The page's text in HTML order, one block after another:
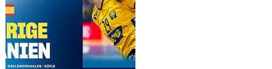
MATCHER
BLI MEDLEM